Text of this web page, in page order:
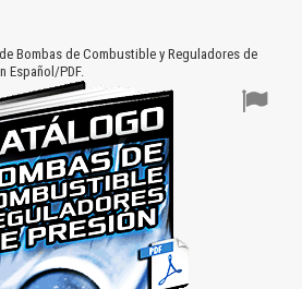
Bombas de Combustible y Reguladores de
Español/PDF.